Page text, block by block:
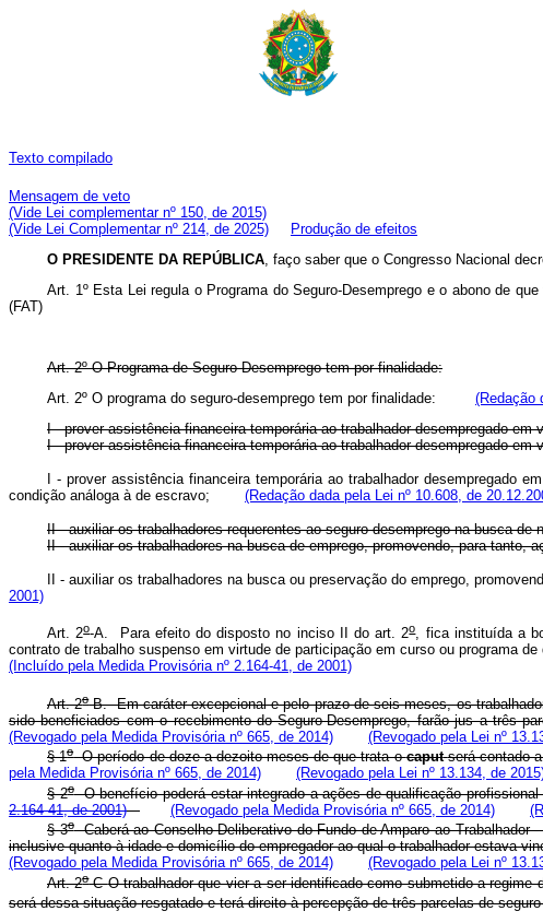
Texto compilado
Mensagem de veto
(Vide Lei complementar nº 150, de 2015)
(Vide Lei Complementar nº 214, de 2025)
Produção de efeitos
O PRESIDENTE DA REPÚBLICA, faço saber que o Congresso Nacional
Art. 1º Esta Lei regula o Programa do Seguro-Desemprego e o abono de
(FAT)
Art. 2º O Programa de Seguro-Desemprego tem por finalidade:
Art. 2º O programa do seguro-desemprego tem por finalidade:
(Redação
I - prover assistência financeira temporária ao trabalhador desempregado
I - prover assistência financeira temporária ao trabalhador desempregado
I - prover assistência financeira temporária ao trabalhador desempregado
condição análoga à de escravo; (Redação dada pela Lei nº 10.608, de
II - auxiliar os trabalhadores requerentes ao seguro-desemprego na busca
II - auxiliar os trabalhadores na busca de emprego, promovendo, para tanto,
II - auxiliar os trabalhadores na busca ou preservação do emprego,
2001)
Art. 2o-A. Para efeito do disposto no inciso II do art. 2o, fica instituída a
contrato de trabalho suspenso em virtude de participação em curso ou programa
(Incluído pela Medida Provisória nº 2.164-41, de 2001)
Art. 2o-B. Em caráter excepcional e pelo prazo de seis meses, os
sido beneficiados com o recebimento do Seguro-Desemprego, farão jus a
(Revogado pela Medida Provisória nº 665, de 2014)
(Revogado pela Lei nº
§ 1oO período de doze a dezoito meses de que trata ocaput será contado
pela Medida Provisória nº 665, de 2014)
(Revogado pela Lei nº 13.134, de
§ 2oO benefício poderá estar integrado a ações de qualificação
2.164-41, de 2001)
(Revogado pela Medida Provisória nº 665, de 2014)
§ 3oCaberá ao Conselho Deliberativo do Fundo de Amparo ao Trabalhador
inclusive quanto à idade e domicílio do empregador ao qual o trabalhador
(Revogado pela Medida Provisória nº 665, de 2014)
(Revogado pela Lei nº
Art. 2o-CO trabalhador que vier a ser identificado como submetido a
será dessa situação resgatado e terá direito à percepção de três parcelas de